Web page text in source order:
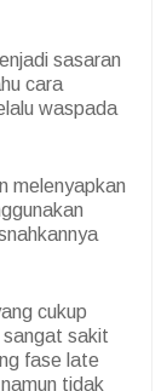
sasaran
cara
waspada
melenyapkan
cukup
sangat sakit
fase late
tidak